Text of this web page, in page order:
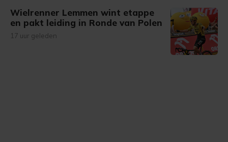
Wielrenner Lemmen wint etappe
en pakt leiding in Ronde van Polen
17 uur geleden